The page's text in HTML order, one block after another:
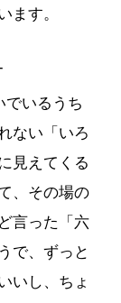
す。
でいるうち
ない「いろ
見えてくる
、その場の
言った「六
で、ずっと
いし、ちょ